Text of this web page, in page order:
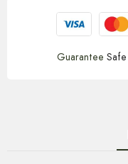
Guarantee Safe